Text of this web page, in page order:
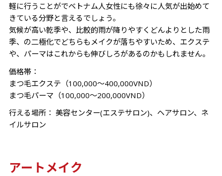
軽に行うことがでベトナム人女性にも徐々に人気が出始めて
きている分野と言えるでしょう。
気候が高い乾季や、比較的雨が降りやすくどんよりとした雨
季、の二極化でどちらもメイクが落ちやすいため、エクステ
や、パーマはこれからも伸びしろがあるのかもしれません。
価格帯：
まつ毛エクステ（100,000～400,000VND）
まつ毛パーマ（100,000～200,000VND）
行える場所： 美容センター(エステサロン)、ヘアサロン、ネ
イルサロン
アートメイク